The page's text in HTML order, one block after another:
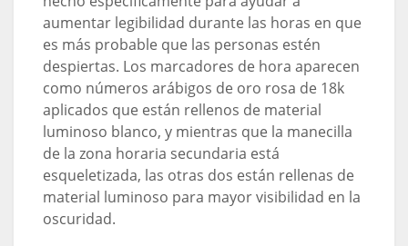
aumentar legibilidad durante las horas en que
es más probable que las personas estén
despiertas. Los marcadores de hora aparecen
como números arábigos de oro rosa de 18k
aplicados que están rellenos de material
luminoso blanco, y mientras que la manecilla
de la zona horaria secundaria está
esqueletizada, las otras dos están rellenas de
material luminoso para mayor visibilidad en la
oscuridad.